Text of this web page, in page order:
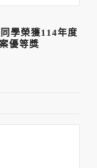
學榮獲114年度
優等獎